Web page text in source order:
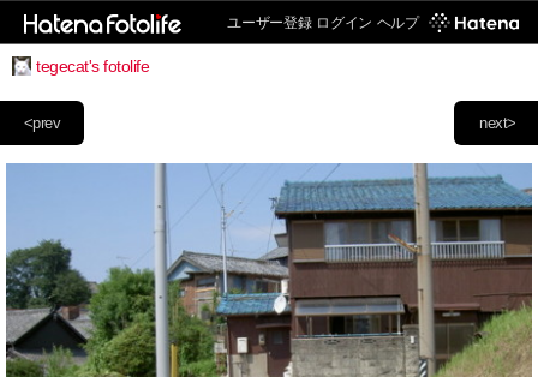
ユーザー登録 ログイン ヘルプ
tegecat's fotolife
next>
<prev